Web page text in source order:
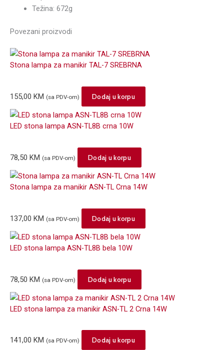
Težina: 672g
Povezani proizvodi
Stona lampa za manikir TAL-7 SREBRNA
155,00 KM (sa PDV-om) Dodaj u korpu
LED stona lampa ASN-TL8B crna 10W
78,50 KM (sa PDV-om) Dodaj u korpu
Stona lampa za manikir ASN-TL Crna 14W
137,00 KM (sa PDV-om) Dodaj u korpu
LED stona lampa ASN-TL8B bela 10W
78,50 KM (sa PDV-om) Dodaj u korpu
LED stona lampa za manikir ASN-TL 2 Crna 14W
141,00 KM (sa PDV-om) Dodaj u korpu